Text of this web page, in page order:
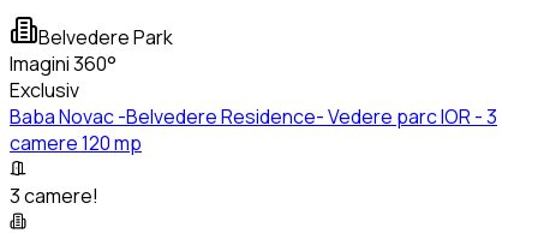
Belvedere Park
Imagini 360°
Exclusiv
Baba Novac -Belvedere Residence- Vedere parc IOR - 3
camere 120 mp
3 camere!